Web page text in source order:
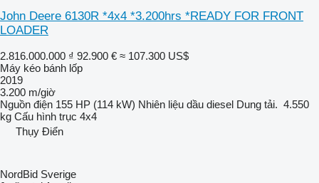
John Deere 6130R *4x4 *3.200hrs *READY FOR FRONT
LOADER
2.816.000.000 ₫ 92.900 € ≈ 107.300 US$
Máy kéo bánh lốp
2019
3.200 m/giờ
Nguồn điện 155 HP (114 kW) Nhiên liệu dầu diesel Dung tải. 4.550
kg Cấu hình trục 4x4
Thụy Điển
NordBid Sverige